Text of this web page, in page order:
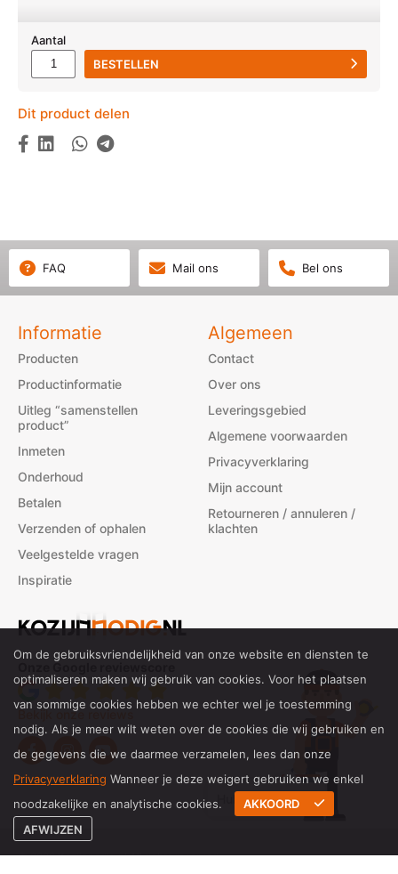
Aantal
BESTELLEN
Dit product delen
FAQ Mail ons Bel ons
Informatie
Producten
Productinformatie
Uitleg “samenstellen
product”
Inmeten
Onderhoud
Betalen
Verzenden of ophalen
Veelgestelde vragen
Inspiratie
Algemeen
Contact
Over ons
Leveringsgebied
Algemene voorwaarden
Privacyverklaring
Mijn account
Retourneren / annuleren /
klachten
Bekijk onze reviews
Hulp bij inmeten?
© 2026 Kozijnnodig.nl All rights reserved
Om de gebruiksvriendelijkheid van onze website en diensten te
optimaliseren maken wij gebruik van cookies. Voor het plaatsen
van sommige cookies hebben we echter wel je toestemming
nodig. Als je meer wilt weten over de cookies die wij gebruiken en
de gegevens die we daarmee verzamelen, lees dan onze
Privacyverklaring Wanneer je deze weigert gebruiken we enkel
noodzakelijke en analytische cookies.
AKKOORD
AFWIJZEN